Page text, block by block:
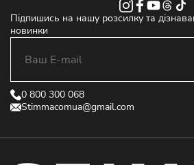
Підпишись на нашу розсилку та
новинки
0 800 300 068
Stimmacomua@gmail.com